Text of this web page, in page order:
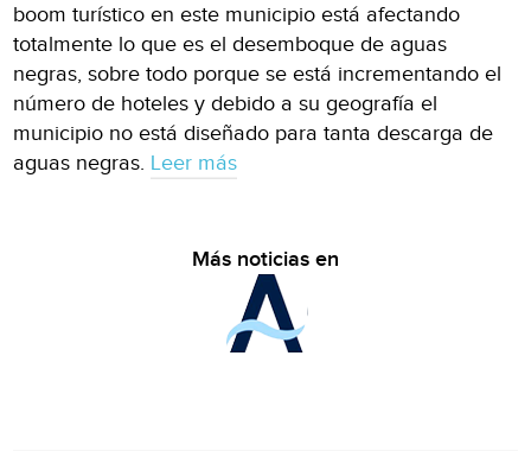
boom turístico en este municipio está afectando
totalmente lo que es el desemboque de aguas
negras, sobre todo porque se está incrementando el
número de hoteles y debido a su geografía el
municipio no está diseñado para tanta descarga de
aguas negras. Leer más
Más noticias en